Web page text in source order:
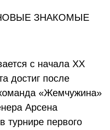
ЗНАКОМЫЕ
с начала XX
достиг после
«Жемчужина»
Арсена
турнире первого